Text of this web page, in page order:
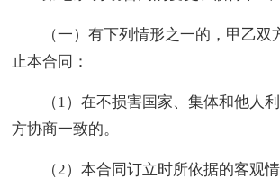
（一）有下列情形之一的，甲乙双
止本合同：
（1）在不损害国家、集体和他人
方协商一致的。
（2）本合同订立时所依据的客观